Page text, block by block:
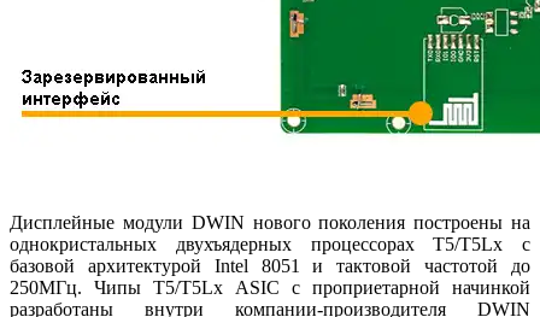
Дисплейные модули DWIN нового поколения построены на
однокристальных двухъядерных процессорах T5/T5Lx с
базовой архитектурой Intel 8051 и тактовой частотой до
250МГц. Чипы T5/T5Lx ASIC с проприетарной начинкой
разработаны внутри компании-производителя DWIN